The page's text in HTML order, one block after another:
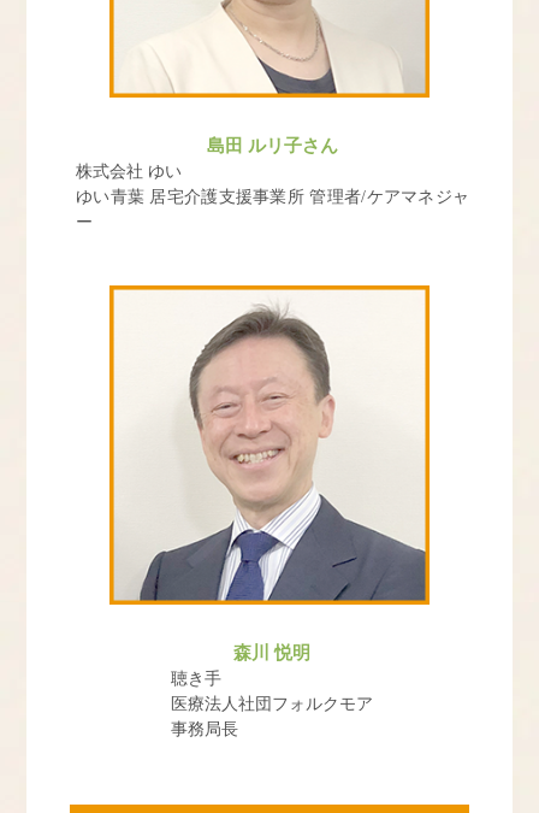
島田 ルリ子さん
株式会社 ゆい
ゆい青葉 居宅介護支援事業所 管理者/ケアマネジャ
ー
森川 悦明
聴き手
医療法人社団フォルクモア
事務局長
HOME
３つのクリニック
訪問診療について
採用情報
よくある質問